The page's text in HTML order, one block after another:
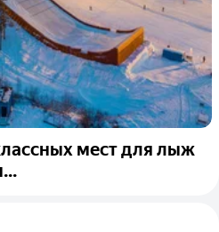
мест для лыж